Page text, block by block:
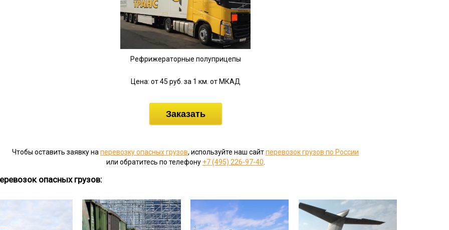
Рефрижераторные полуприцепы
Цена: от 45 руб. за 1 км. от МКАД
Заказать
Чтобы оставить заявку наперевозку опасных грузов, используйте наш сайтперевозок грузов по России
или обратитесь по телефону +7 (495) 226-97-40
опасных грузов: